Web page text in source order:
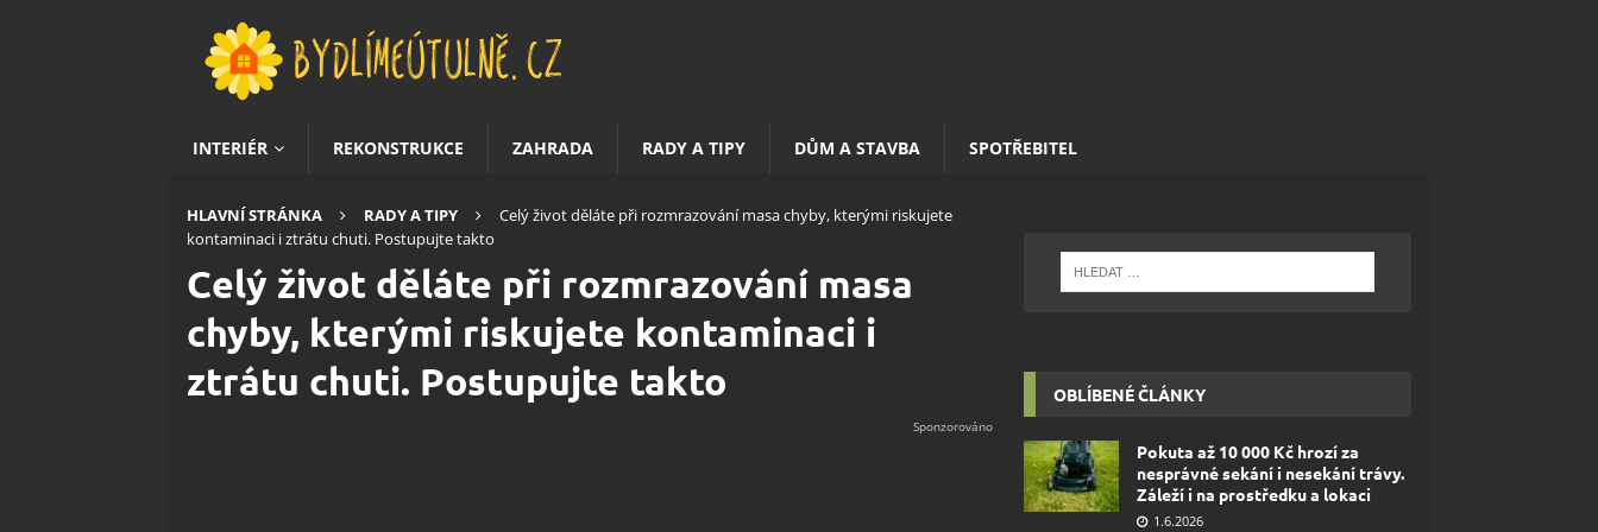
INTERIÉR REKONSTRUKCE ZAHRADA RADY A TIPY DŮM A STAVBA SPOTŘEBITEL
HLAVNÍ STRÁNKA RADY A TIPY
Celý život děláte při rozmrazování masa chyby, kterými riskujete
kontaminaci i ztrátu chuti. Postupujte takto
Celý život děláte při rozmrazování masa
chyby, kterými riskujete kontaminaci i
ztrátu chuti. Postupujte takto
OBLÍBENÉ ČLÁNKY
Pokuta až 10 000 Kč hrozí za
nesprávné sekání i nesekání trávy.
Záleží i na prostředku a lokaci
1.6.2026